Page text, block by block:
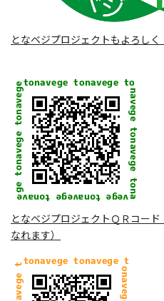
となベジプロジェクトもよろしく
となベジプロジェクトＱＲコー
なれます）